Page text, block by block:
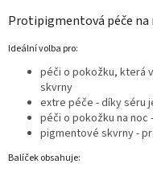
Protipigmentová péče na
Ideální volba pro:
péči o pokožku, která
skvrny
extre péče - díky séru
péči o pokožku na noc
pigmentové skvrny -
Balíček obsahuje: